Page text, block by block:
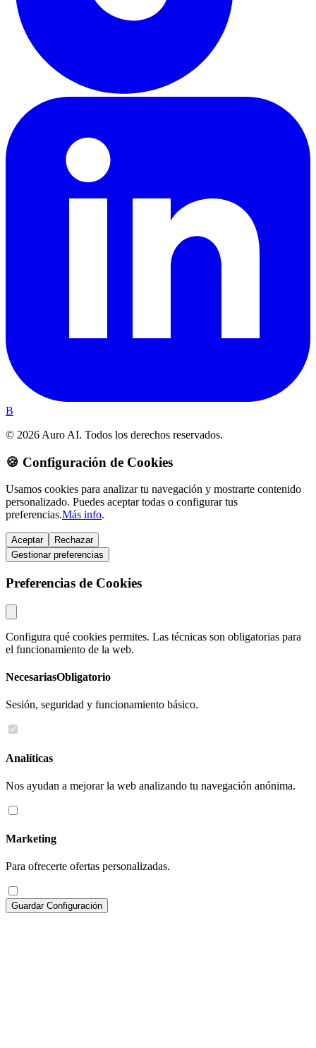
B
© 2026 Auro AI. Todos los derechos reservados.
🍪 Configuración de Cookies
Usamos cookies para analizar tu navegación y mostrarte contenido
personalizado. Puedes aceptar todas o configurar tus
preferencias.Más info.
Aceptar
Rechazar
Gestionar preferencias
Preferencias de Cookies
Configura qué cookies permites. Las técnicas son obligatorias para
el funcionamiento de la web.
NecesariasObligatorio
Sesión, seguridad y funcionamiento básico.
Analíticas
Nos ayudan a mejorar la web analizando tu navegación anónima.
Marketing
Para ofrecerte ofertas personalizadas.
Guardar Configuración